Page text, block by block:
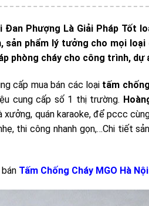
Đan Phượng Là Giải Pháp
sản phẩm lý tưởng cho mọi
phòng cháy cho công trình, dự
cấp mua bán các loại tấm
cung cấp số 1 thị trường.
xưởng, quán karaoke, để pccc
thi công nhanh gọn,…Chi tiết
Tấm Chống Cháy MGO Hà Nội